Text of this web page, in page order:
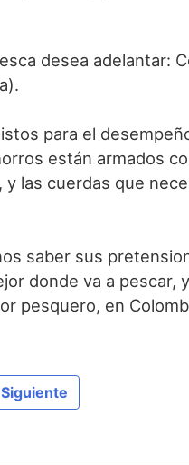
desea adelantar:
para el
están armados
las cuerdas que
saber sus
donde va a pescar,
pesquero, en
Siguiente